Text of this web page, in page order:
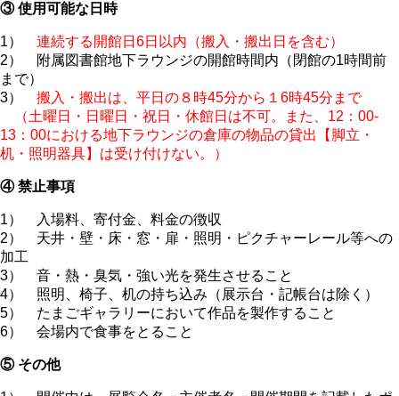
③ 使用可能な日時
1） 連続する開館日6日以内（搬入・搬出日を含む）
2） 附属図書館地下ラウンジの開館時間内（閉館の1時間前
まで）
3） 搬入・搬出は、平日の８時45分から１6時45分まで
（土曜日・日曜日・祝日・休館日は不可。また、12：00-
13：00における地下ラウンジの倉庫の物品の貸出【脚立・
机・照明器具】は受け付けない。）
④ 禁止事項
1） 入場料、寄付金、料金の徴収
2） 天井・壁・床・窓・扉・照明・ピクチャーレール等への
加工
3） 音・熱・臭気・強い光を発生させること
4） 照明、椅子、机の持ち込み（展示台・記帳台は除く）
5） たまごギャラリーにおいて作品を製作すること
6） 会場内で食事をとること
⑤ その他